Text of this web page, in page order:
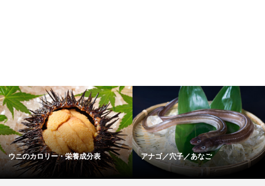
ピスタチオのカロリー・栄養成分表 たけのこ／竹の子／筍／タケノコ